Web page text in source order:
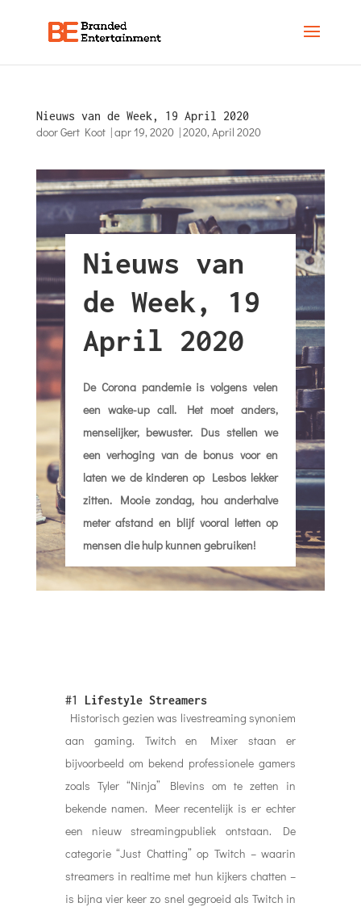
Nieuws van de Week, 19 April 2020
doorGert Koot|apr 19, 2020 |2020,April 2020
Nieuws van
de Week, 19
April 2020
De Corona pandemie is volgens velen
een wake-up call. Het moet anders,
menselijker, bewuster. Dus stellen we
een verhoging van de bonus voor en
laten we de kinderen op Lesbos lekker
zitten. Mooie zondag, hou anderhalve
meter afstand en blijf vooral letten op
mensen die hulp kunnen gebruiken!
#1 Lifestyle Streamers
Historisch gezien was livestreaming synoniem
aan gaming. Twitch en Mixer staan er
bijvoorbeeld om bekend professionele gamers
zoals Tyler “Ninja” Blevins om te zetten in
bekende namen. Meer recentelijk is er echter
een nieuw streamingpubliek ontstaan. De
categorie “Just Chatting” op Twitch – waarin
streamers in realtime met hun kijkers chatten –
is bijna vier keer zo snel gegroeid als Twitch in